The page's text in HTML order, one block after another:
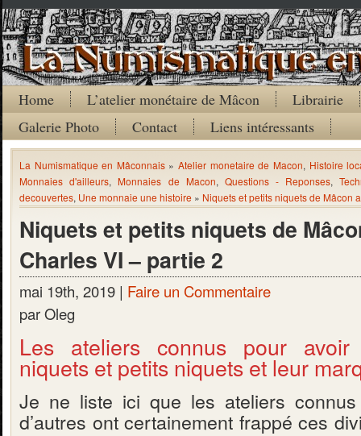
Home L’atelier monétaire de Mâcon
Librairie
Galerie Photo
Contact Liens intéressants
La Numismatique en Mâconnais»Atelier monetaire de Macon, Histoire
Monnaies d'ailleurs, Monnaies de Macon, Questions - Reponses,
decouvertes, Une monnaie une histoire » Niquets et petits niquets de Mâcon
Niquets et petits niquets de
Charles VI – partie 2
mai 19th, 2019 | Faire un Commentaire
par Oleg
Les ateliers connus pour
niquets et petits niquets et leur
Je ne liste ici que les ateliers connus
d’autres ont certainement frappé ces